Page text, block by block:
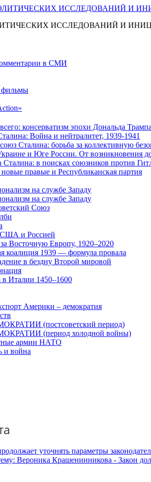
ИССЛЕДОВАНИЙ И
в СМИ
фильмы
консерватизм эпохи Дональда Трампа
Война и нейтралитет, 1939-1941
Сталина: борьба за коллективную
и Юге России. От возникновения
Сталина: в поисках союзников против
правые и Республиканская партия
на службе Западу
на службе Западу
Союз
и Россией
Восточную Европу, 1920–2020
коалиция 1939 — формула провала
в бездну Второй мировой
в Италии 1450–1600
Америки – демократия
(постсоветский период)
(период холодной войны)
армии НАТО
и война